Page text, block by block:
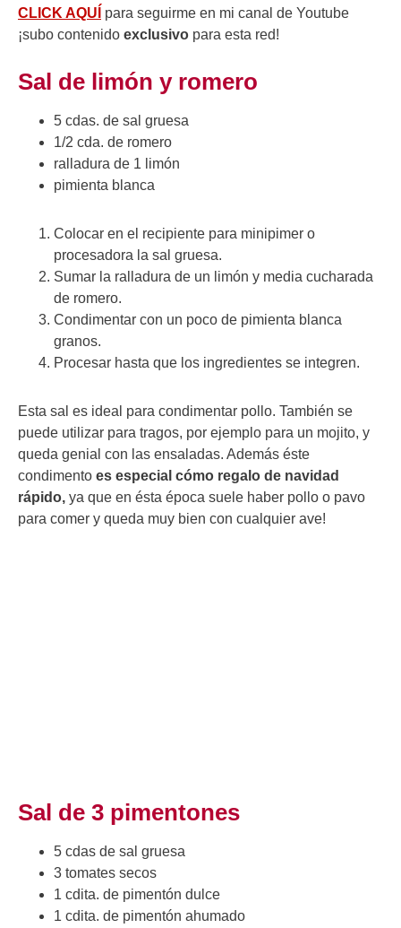
CLICK AQUÍ para seguirme en mi canal de Youtube
¡subo contenido exclusivo para esta red!
Sal de limón y romero
5 cdas. de sal gruesa
1/2 cda. de romero
ralladura de 1 limón
pimienta blanca
Colocar en el recipiente para minipimer o
procesadora la sal gruesa.
Sumar la ralladura de un limón y media cucharada
de romero.
Condimentar con un poco de pimienta blanca
granos.
Procesar hasta que los ingredientes se integren.
Esta sal es ideal para condimentar pollo. También se
puede utilizar para tragos, por ejemplo para un mojito, y
queda genial con las ensaladas. Además éste
condimento es especial cómo regalo de navidad
rápido, ya que en ésta época suele haber pollo o pavo
para comer y queda muy bien con cualquier ave!
Sal de 3 pimentones
5 cdas de sal gruesa
3 tomates secos
1 cdita. de pimentón dulce
1 cdita. de pimentón ahumado